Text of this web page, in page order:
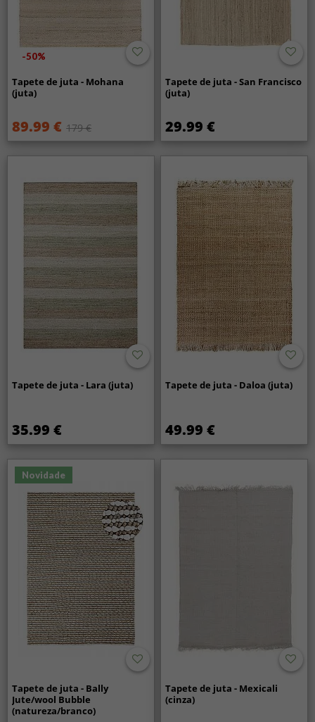
-50%
Tapete de juta - Mohana
(juta)
89.99 € 179 €
Tapete de juta - San Francisco
(juta)
29.99 €
Tapete de juta - Lara (juta)
35.99 €
Tapete de juta - Daloa (juta)
49.99 €
Novidade
Tapete de juta - Bally
Jute/wool Bubble
(natureza/branco)
Tapete de juta - Mexicali
(cinza)